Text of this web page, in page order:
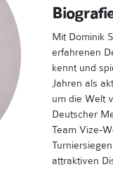
Mit Dominik
erfahrenen
kennt und
Jahren als
um die Welt
Deutscher
Team Vize-
attraktiven